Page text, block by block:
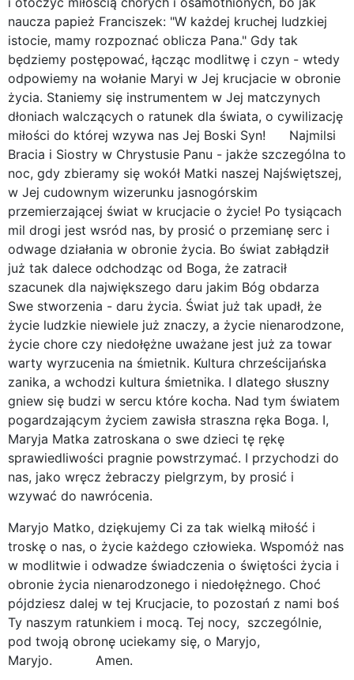
naucza papież Franciszek: "W każdej kruchej ludzkiej
istocie, mamy rozpoznać oblicza Pana." Gdy tak
będziemy postępować, łącząc modlitwę i czyn - wtedy
odpowiemy na wołanie Maryi w Jej krucjacie w obronie
życia. Staniemy się instrumentem w Jej matczynych
dłoniach walczących o ratunek dla świata, o cywilizację
miłości do której wzywa nas Jej Boski Syn! Najmilsi
Bracia i Siostry w Chrystusie Panu - jakże szczególna to
noc, gdy zbieramy się wokół Matki naszej Najświętszej,
w Jej cudownym wizerunku jasnogórskim
przemierzającej świat w krucjacie o życie! Po tysiącach
mil drogi jest wsród nas, by prosić o przemianę serc i
odwage działania w obronie życia. Bo świat zabłądził
już tak dalece odchodząc od Boga, że zatracił
szacunek dla największego daru jakim Bóg obdarza
Swe stworzenia - daru życia. Świat już tak upadł, że
życie ludzkie niewiele już znaczy, a życie nienarodzone,
życie chore czy niedołężne uważane jest już za towar
warty wyrzucenia na śmietnik. Kultura chrześcijańska
zanika, a wchodzi kultura śmietnika. I dlatego słuszny
gniew się budzi w sercu które kocha. Nad tym światem
pogardzającym życiem zawisła straszna ręka Boga. I,
Maryja Matka zatroskana o swe dzieci tę rękę
sprawiedliwości pragnie powstrzymać. I przychodzi do
nas, jako wręcz żebraczy pielgrzym, by prosić i
wzywać do nawrócenia.
Maryjo Matko, dziękujemy Ci za tak wielką miłość i
troskę o nas, o życie każdego człowieka. Wspomóż nas
w modlitwie i odwadze świadczenia o świętości życia i
obronie życia nienarodzonego i niedołężnego. Choć
pójdziesz dalej w tej Krucjacie, to pozostań z nami boś
Ty naszym ratunkiem i mocą. Tej nocy, szczególnie,
pod twoją obronę uciekamy się, o Maryjo,
Maryjo. Amen.